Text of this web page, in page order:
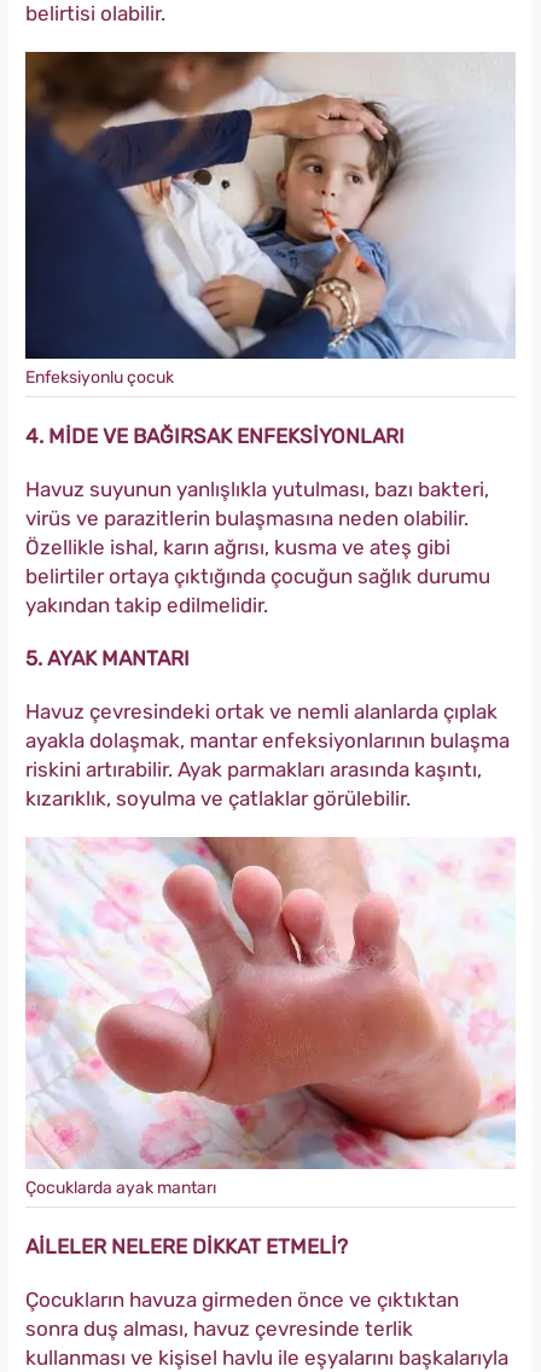
belirtisi olabilir.
Enfeksiyonlu çocuk
4. MİDE VE BAĞIRSAK ENFEKSİYONLARI
Havuz suyunun yanlışlıkla yutulması, bazı bakteri,
virüs ve parazitlerin bulaşmasına neden olabilir.
Özellikle ishal, karın ağrısı, kusma ve ateş gibi
belirtiler ortaya çıktığında çocuğun sağlık durumu
yakından takip edilmelidir.
5. AYAK MANTARI
Havuz çevresindeki ortak ve nemli alanlarda çıplak
ayakla dolaşmak, mantar enfeksiyonlarının bulaşma
riskini artırabilir. Ayak parmakları arasında kaşıntı,
kızarıklık, soyulma ve çatlaklar görülebilir.
Çocuklarda ayak mantarı
AİLELER NELERE DİKKAT ETMELİ?
Çocukların havuza girmeden önce ve çıktıktan
sonra duş alması, havuz çevresinde terlik
kullanması ve kişisel havlu ile eşyalarını başkalarıyla